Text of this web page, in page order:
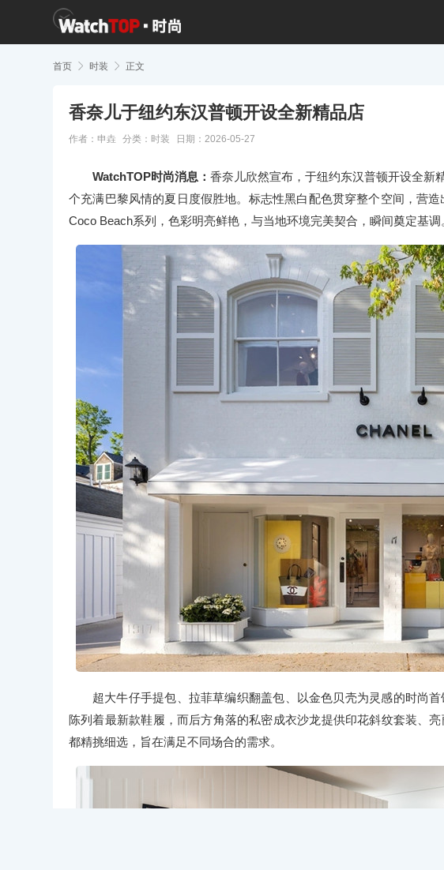
首页  时装  正文
香奈儿于纽约东汉普顿开设全新精品店
作者：申垚 分类： 时装 日期：2026-05-27
WatchTOP时尚消息： 香奈儿欣然宣布，于纽约东汉普顿开设全新
个充满巴黎风情的夏日度假胜地。标志性黑白配色贯穿整个空间，营
Coco Beach系列，色彩明亮鲜艳，与当地环境完美契合，瞬间奠定基调
超大牛仔手提包、拉菲草编织翻盖包、以金色贝壳为灵感的时尚
陈列着最新款鞋履，而后方角落的私密成衣沙龙提供印花斜纹套装
都精挑细选，旨在满足不同场合的需求。